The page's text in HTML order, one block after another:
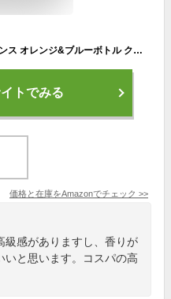
Jean Miss メンズ香水 高級フレグランス オレンジ&ブルーボトル クラウンデザイン 香水コレクション 長持ちする香り 人気 100ml (2個)
トでみる
価格と在庫をAmazonでチェック >>
級感がありますし、香りが
いと思います。コスパの高